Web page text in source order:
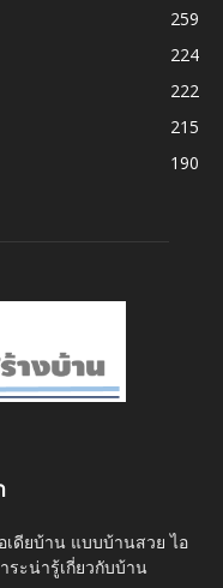
259
224
222
215
190
เดียบ้าน แบบบ้านสวย ไอ
ระน่ารู้เกี่ยวกับบ้าน